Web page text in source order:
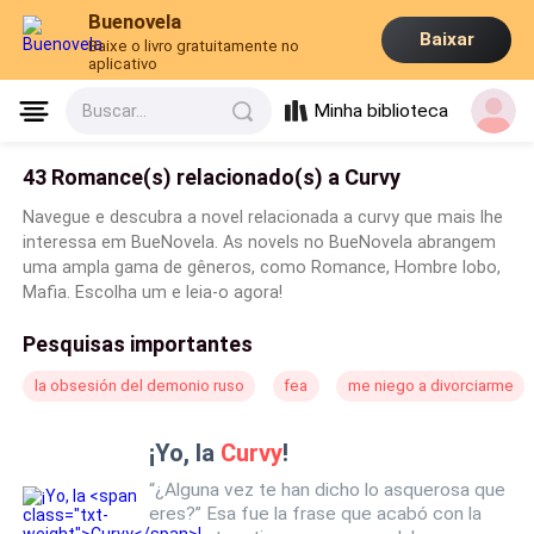
Buenovela
Baixe o livro gratuitamente no
aplicativo
Baixar
Buscar... Minha biblioteca
43 Romance(s) relacionado(s) a Curvy
Navegue e descubra a novel relacionada a curvy que mais lhe
interessa em BueNovela. As novels no BueNovela abrangem
uma ampla gama de gêneros, como Romance, Hombre lobo,
Mafia. Escolha um e leia-o agora!
Pesquisas importantes
la obsesión del demonio ruso fea me niego a divorciarme
¡Yo, la Curvy!
“¿Alguna vez te han dicho lo asquerosa que
eres?” Esa fue la frase que acabó con la